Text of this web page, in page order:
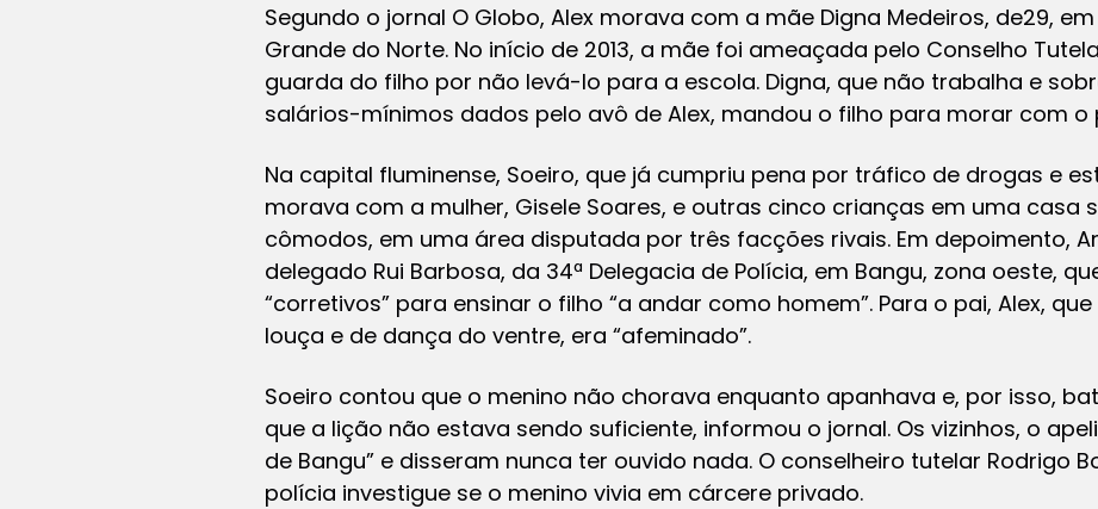
Segundo o jornal O Globo, Alex morava com a mãe Digna Medeiros, de29,
Grande do Norte. No início de 2013, a mãe foi ameaçada pelo Conselho
guarda do filho por não levá-lo para a escola. Digna, que não trabalha e
salários-mínimos dados pelo avô de Alex, mandou o filho para morar com o
Na capital fluminense, Soeiro, que já cumpriu pena por tráfico de drogas e
morava com a mulher, Gisele Soares, e outras cinco crianças em uma casa
cômodos, em uma área disputada por três facções rivais. Em depoimento,
delegado Rui Barbosa, da 34ª Delegacia de Polícia, em Bangu, zona oeste,
“corretivos” para ensinar o filho “a andar como homem”. Para o pai, Alex,
louça e de dança do ventre, era “afeminado”.
Soeiro contou que o menino não chorava enquanto apanhava e, por isso,
que a lição não estava sendo suficiente, informou o jornal. Os vizinhos, o
de Bangu” e disseram nunca ter ouvido nada. O conselheiro tutelar Rodrigo
polícia investigue se o menino vivia em cárcere privado.